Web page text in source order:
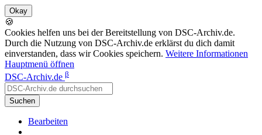
🍪
Cookies helfen uns bei der Bereitstellung von DSC-Archiv.de.
Durch die Nutzung von DSC-Archiv.de erklärst du dich damit
einverstanden, dass wir Cookies speichern. Weitere Informationen
Hauptmenü öffnen
DSC-Archiv.de β
Suchen
Bearbeiten